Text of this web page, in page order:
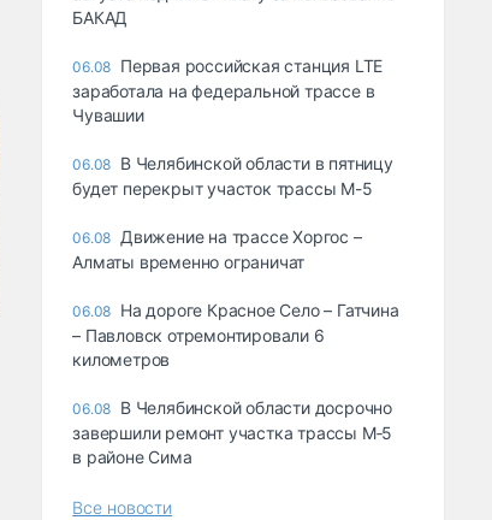
БАКАД
06.08 Первая российская станция LTE
заработала на федеральной трассе в
Чувашии
06.08 В Челябинской области в пятницу
будет перекрыт участок трассы М-5
06.08 Движение на трассе Хоргос –
Алматы временно ограничат
06.08 На дороге Красное Село – Гатчина
– Павловск отремонтировали 6
километров
06.08 В Челябинской области досрочно
завершили ремонт участка трассы М‑5
в районе Сима
Все новости